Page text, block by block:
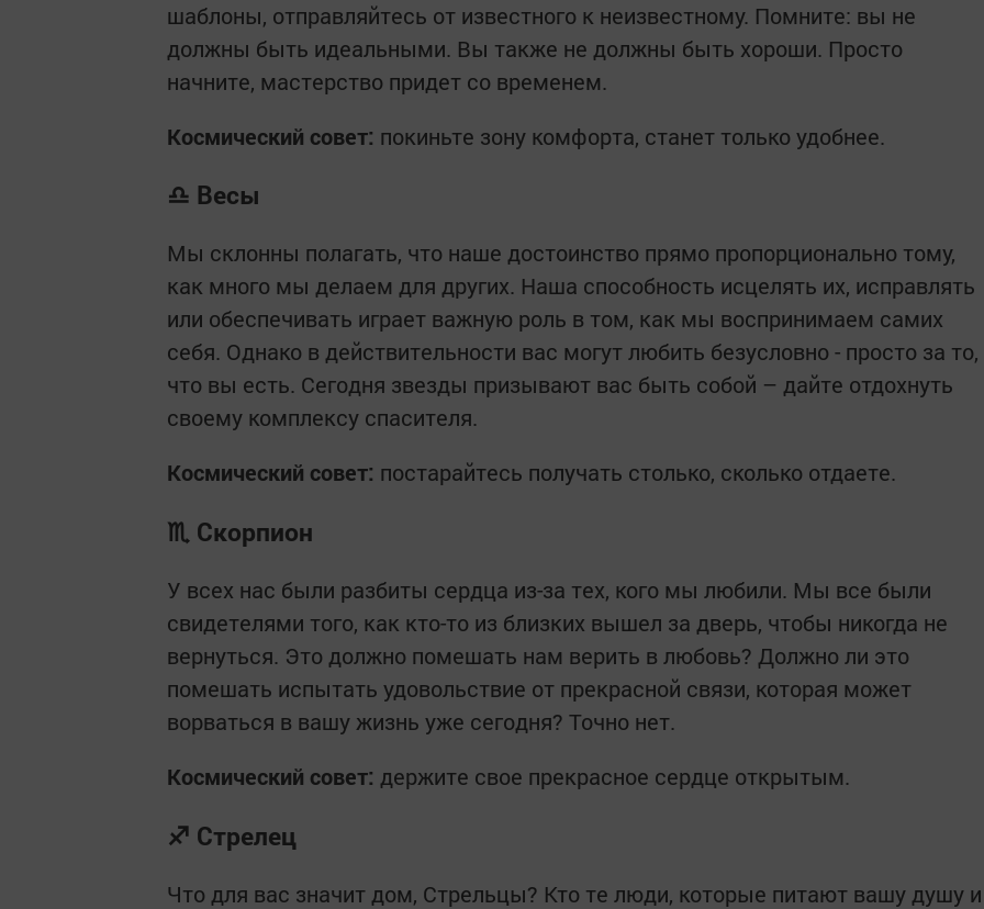
шаблоны, отправляйтесь от известного к неизвестному. Помните: вы не
должны быть идеальными. Вы также не должны быть хороши. Просто
начните, мастерство придет со временем.
Космический совет: покиньте зону комфорта, станет только удобнее.
♎ Весы
Мы склонны полагать, что наше достоинство прямо пропорционально тому,
как много мы делаем для других. Наша способность исцелять их, исправлять
или обеспечивать играет важную роль в том, как мы воспринимаем самих
себя. Однако в действительности вас могут любить безусловно - просто за то,
что вы есть. Сегодня звезды призывают вас быть собой – дайте отдохнуть
своему комплексу спасителя.
Космический совет: постарайтесь получать столько, сколько отдаете.
♏ Скорпион
У всех нас были разбиты сердца из-за тех, кого мы любили. Мы все были
свидетелями того, как кто-то из близких вышел за дверь, чтобы никогда не
вернуться. Это должно помешать нам верить в любовь? Должно ли это
помешать испытать удовольствие от прекрасной связи, которая может
ворваться в вашу жизнь уже сегодня? Точно нет.
Космический совет: держите свое прекрасное сердце открытым.
♐ Стрелец
Что для вас значит дом, Стрельцы? Кто те люди, которые питают вашу душу и